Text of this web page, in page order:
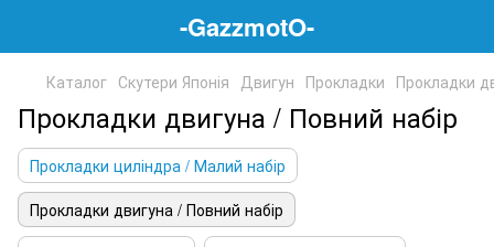
-GazzmotO-
Каталог Скутери Японія Двигун Прокладки Прокладки
Прокладки двигуна / Повний набір
Прокладки циліндра / Малий набір
Прокладки двигуна / Повний набір